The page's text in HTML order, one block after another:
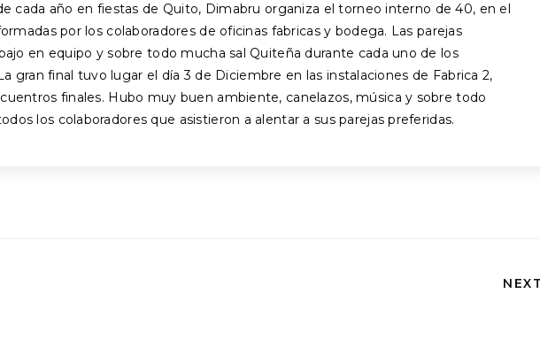
cada año en fiestas de Quito, Dimabru organiza el torneo interno de 40, en el
por los colaboradores de oficinas fabricas y bodega. Las parejas
en equipo y sobre todo mucha sal Quiteña durante cada uno de los
gran final tuvo lugar el día 3 de Diciembre en las instalaciones de Fabrica 2,
finales. Hubo muy buen ambiente, canelazos, música y sobre todo
los colaboradores que asistieron a alentar a sus parejas preferidas.
NEXT